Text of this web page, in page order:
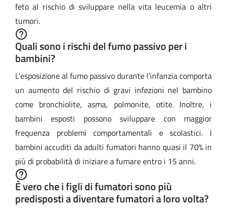
feto al rischio di sviluppare nella vita leucemia o altri
tumori.
Quali sono i rischi del fumo passivo per i
bambini?
L'esposizione al fumo passivo durante l’infanzia comporta
un aumento del rischio di gravi infezioni nel bambino
come bronchiolite, asma, polmonite, otite. Inoltre, i
bambini esposti possono sviluppare con maggior
frequenza problemi comportamentali e scolastici. I
bambini accuditi da adulti fumatori hanno quasi il 70% in
più di probabilità di iniziare a fumare entro i 15 anni.
È vero che i figli di fumatori sono più
predisposti a diventare fumatori a loro volta?